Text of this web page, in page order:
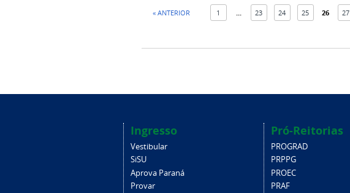
« ANTERIOR 1 23 24 25 26 27
Ingresso
Vestibular
SiSU
Aprova Paraná
Provar
Pró-Reitorias
PROGRAD
PRPPG
PROEC
PRAF